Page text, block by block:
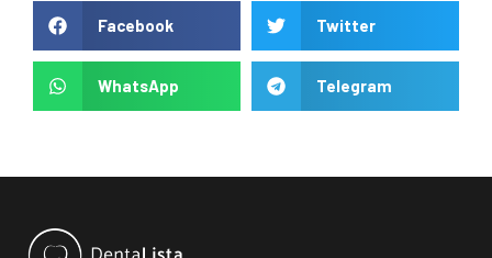
Facebook Twitter
WhatsApp Telegram